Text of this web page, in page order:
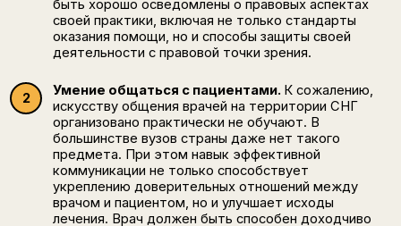
быть хорошо осведомлены о правовых аспектах
своей практики, включая не только стандарты
оказания помощи, но и способы защиты своей
деятельности с правовой точки зрения.
Умение общаться с пациентами. К сожалению,
искусству общения врачей на территории СНГ
организовано практически не обучают. В
большинстве вузов страны даже нет такого
предмета. При этом навык эффективной
коммуникации не только способствует
укреплению доверительных отношений между
врачом и пациентом, но и улучшает исходы
лечения. Врач должен быть способен доходчиво